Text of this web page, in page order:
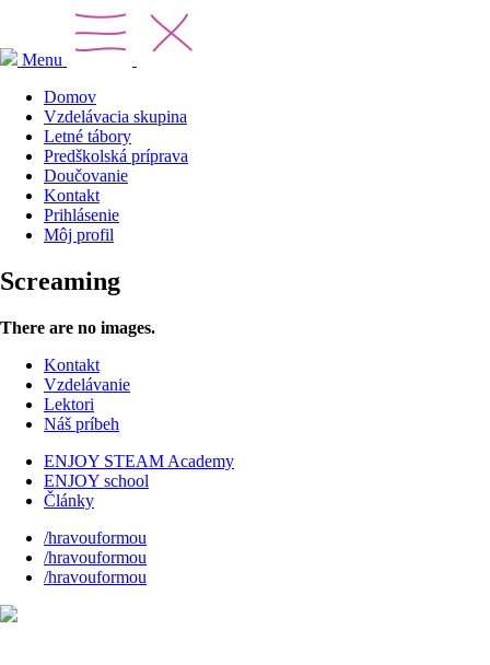
Menu
Domov
Vzdelávacia skupina
Letné tábory
Predškolská príprava
Doučovanie
Kontakt
Prihlásenie
Môj profil
Screaming
There are no images.
Kontakt
Vzdelávanie
Lektori
Náš príbeh
ENJOY STEAM Academy
ENJOY school
Články
/hravouformou
/hravouformou
/hravouformou